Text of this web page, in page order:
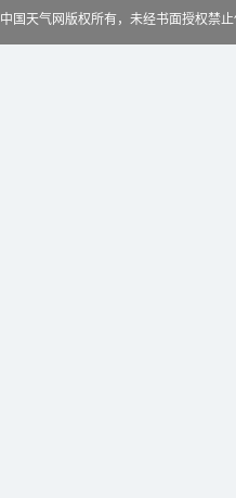
中国天气网版权所有，未经书面授权